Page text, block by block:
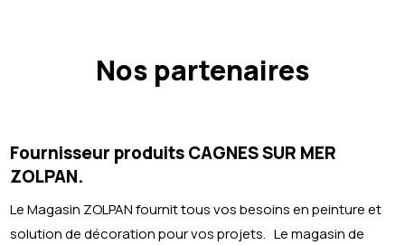
Nos partenaires
Fournisseur produits CAGNES SUR MER
ZOLPAN.
Le Magasin ZOLPAN fournit tous vos besoins en peinture et
solution de décoration pour vos projets. Le magasin de